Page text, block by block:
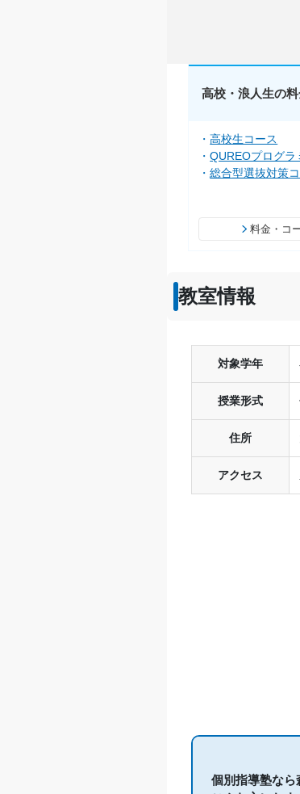
高校・浪人生の
高校生コース
QUREOプログラ
総合型選抜対策
料金・コ
教室情報
対象学年
授業形式
住所
アクセス
個別指導塾なら